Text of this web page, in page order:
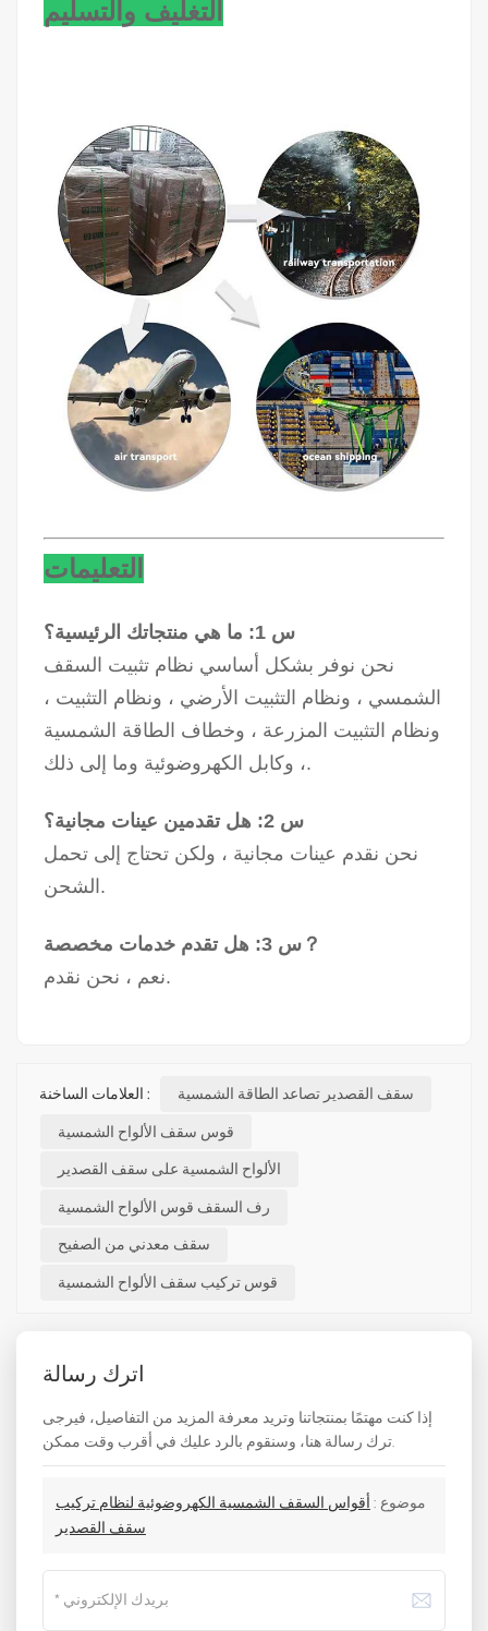
التغليف والتسليم
التعليمات
س 1: ما هي منتجاتك الرئيسية؟
نحن نوفر بشكل أساسي نظام تثبيت السقف
الشمسي ، ونظام التثبيت الأرضي ، ونظام التثبيت ،
ونظام التثبيت المزرعة ، وخطاف الطاقة الشمسية
، وكابل الكهروضوئية وما إلى ذلك.
س 2: هل تقدمين عينات مجانية؟
نحن نقدم عينات مجانية ، ولكن تحتاج إلى تحمل
الشحن.
س 3: هل تقدم خدمات مخصصة？
نعم ، نحن نقدم.
العلامات الساخنة : سقف القصدير تصاعد الطاقة الشمسية
قوس سقف الألواح الشمسية
الألواح الشمسية على سقف القصدير
رف السقف قوس الألواح الشمسية
سقف معدني من الصفيح
قوس تركيب سقف الألواح الشمسية
اترك رسالة
إذا كنت مهتمًا بمنتجاتنا وتريد معرفة المزيد من التفاصيل، فيرجى
ترك رسالة هنا، وسنقوم بالرد عليك في أقرب وقت ممكن.
موضوع : أقواس السقف الشمسية الكهروضوئية لنظام تركيب
سقف القصدير